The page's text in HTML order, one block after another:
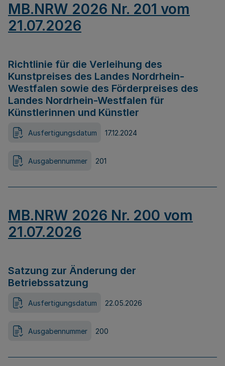
MB.NRW 2026 Nr. 201 vom
21.07.2026
Richtlinie für die Verleihung des
Kunstpreises des Landes Nordrhein-
Westfalen sowie des Förderpreises des
Landes Nordrhein-Westfalen für
Künstlerinnen und Künstler
Ausfertigungsdatum 17.12.2024
Ausgabennummer 201
MB.NRW 2026 Nr. 200 vom
21.07.2026
Satzung zur Änderung der
Betriebssatzung
Ausfertigungsdatum 22.05.2026
Ausgabennummer 200